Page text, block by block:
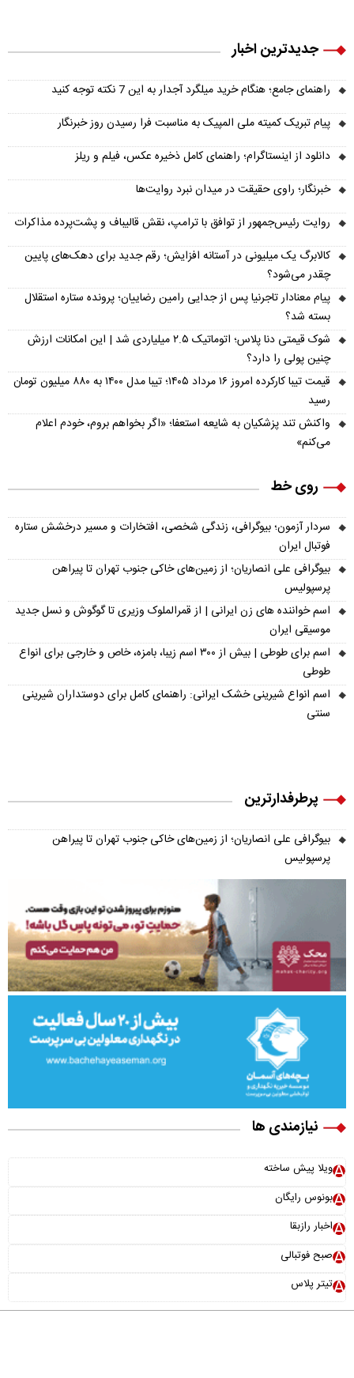
جدیدترین اخبار
راهنمای جامع؛ هنگام خرید میلگرد آجدار به این 7 نکته توجه کنید
پیام تبریک کمیته ملی المپیک به مناسبت فرا رسیدن روز خبرنگار
دانلود از اینستاگرام؛ راهنمای کامل ذخیره عکس، فیلم و ریلز
خبرنگار؛ راوی حقیقت در میدان نبرد روایت‌ها
روایت رئیس‌جمهور از توافق با ترامپ، نقش قالیباف و پشت‌پرده مذاکرات
کالابرگ یک میلیونی در آستانه افزایش؛ رقم جدید برای دهک‌های پایین
چقدر می‌شود؟
پیام معنادار تاجرنیا پس از جدایی رامین رضاییان؛ پرونده ستاره استقلال
بسته شد؟
شوک قیمتی دنا پلاس؛ اتوماتیک ۲.۵ میلیاردی شد | این امکانات ارزش
چنین پولی را دارد؟
قیمت تیبا کارکرده امروز ۱۶ مرداد ۱۴۰۵؛ تیبا مدل ۱۴۰۰ به ۸۸۰ میلیون تومان
رسید
واکنش تند پزشکیان به شایعه استعفا؛ «اگر بخواهم بروم، خودم اعلام
می‌کنم»
روی خط
سردار آزمون؛ بیوگرافی، زندگی شخصی، افتخارات و مسیر درخشش ستاره
فوتبال ایران
بیوگرافی علی انصاریان؛ از زمین‌های خاکی جنوب تهران تا پیراهن
پرسپولیس
اسم خواننده های زن ایرانی | از قمرالملوک وزیری تا گوگوش و نسل جدید
موسیقی ایران
اسم برای طوطی | بیش از ۳۰۰ اسم زیبا، بامزه، خاص و خارجی برای انواع
طوطی
اسم انواع شیرینی خشک ایرانی: راهنمای کامل برای دوستداران شیرینی
سنتی
پرطرفدارترین
بیوگرافی علی انصاریان؛ از زمین‌های خاکی جنوب تهران تا پیراهن
پرسپولیس
نیازمندی ها
ویلا پیش ساخته
بونوس رایگان
اخبار رازبقا
صبح فوتبالی
تیتر پلاس